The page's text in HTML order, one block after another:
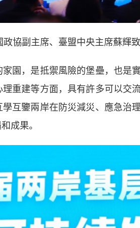
政協副主席、臺盟中央主席蘇輝
，是抵禦風險的堡壘，也是
重建等方面，具有許多可以交
互鑒兩岸在防災減災、應急治
成果。